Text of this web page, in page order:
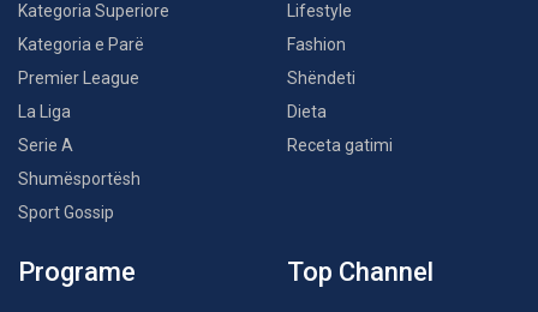
Kategoria Superiore
Kategoria e Parë
Premier League
La Liga
Serie A
Shumësportësh
Sport Gossip
Lifestyle
Fashion
Shëndeti
Dieta
Receta gatimi
Programe Top Channel